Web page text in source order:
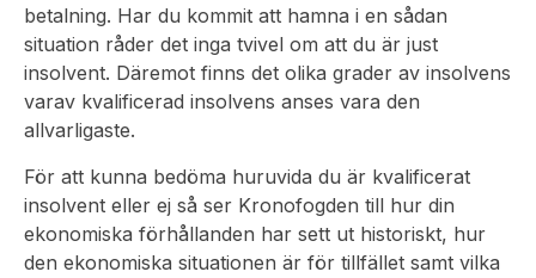
betalning. Har du kommit att hamna i en sådan
situation råder det inga tvivel om att du är just
insolvent. Däremot finns det olika grader av insolvens
varav kvalificerad insolvens anses vara den
allvarligaste.
För att kunna bedöma huruvida du är kvalificerat
insolvent eller ej så ser Kronofogden till hur din
ekonomiska förhållanden har sett ut historiskt, hur
den ekonomiska situationen är för tillfället samt vilka